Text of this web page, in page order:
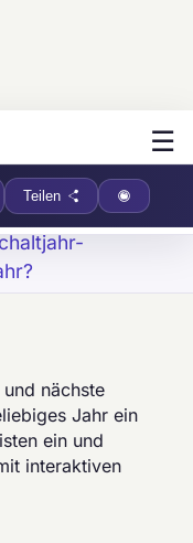
☰
Teilen
nächste
Jahr ein
ein und
interaktiven